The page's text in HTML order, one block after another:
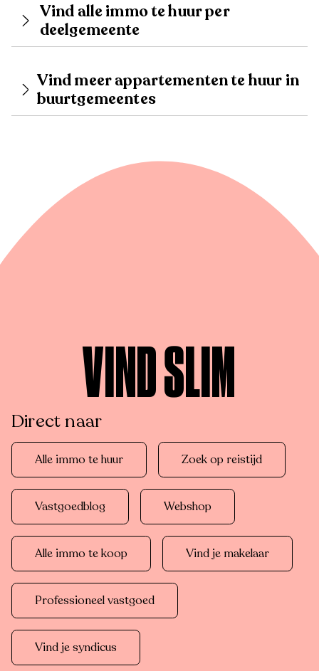
Vind alle immo te huur per
deelgemeente
Vind meer appartementen te huur in
buurtgemeentes
VIND SLIM
Direct naar
Alle immo te huur Zoek op reistijd
Vastgoedblog Webshop
Alle immo te koop Vind je makelaar
Professioneel vastgoed
Vind je syndicus